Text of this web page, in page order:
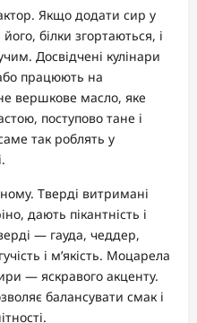
Якщо додати сир у
білки згортаються, і
Досвідчені кулінари
працюють на
вершкове масло, яке
поступово тане і
так роблять у
Тверді витримані
дають пікантність і
— гауда, чеддер,
і м’якість. Моцарела
— яскравого акценту.
балансувати смак і